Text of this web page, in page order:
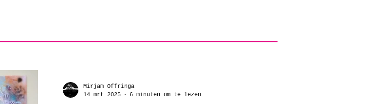
Mirjam Offringa
14 mrt 2025
6 minuten om te lezen